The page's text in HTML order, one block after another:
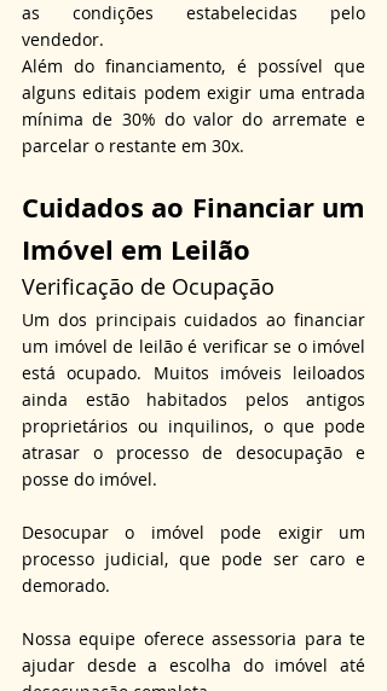
as condições estabelecidas pelo
vendedor.
Além do financiamento, é possível que
alguns editais podem exigir uma entrada
mínima de 30% do valor do arremate e
parcelar o restante em 30x.
Cuidados ao Financiar um
Imóvel em Leilão
Verificação de Ocupação
Um dos principais cuidados ao financiar
um imóvel de leilão é verificar se o imóvel
está ocupado. Muitos imóveis leiloados
ainda estão habitados pelos antigos
proprietários ou inquilinos, o que pode
atrasar o processo de desocupação e
posse do imóvel.
Desocupar o imóvel pode exigir um
processo judicial, que pode ser caro e
demorado.
Nossa equipe oferece assessoria para te
ajudar desde a escolha do imóvel até